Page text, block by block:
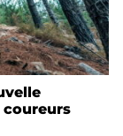
coureurs